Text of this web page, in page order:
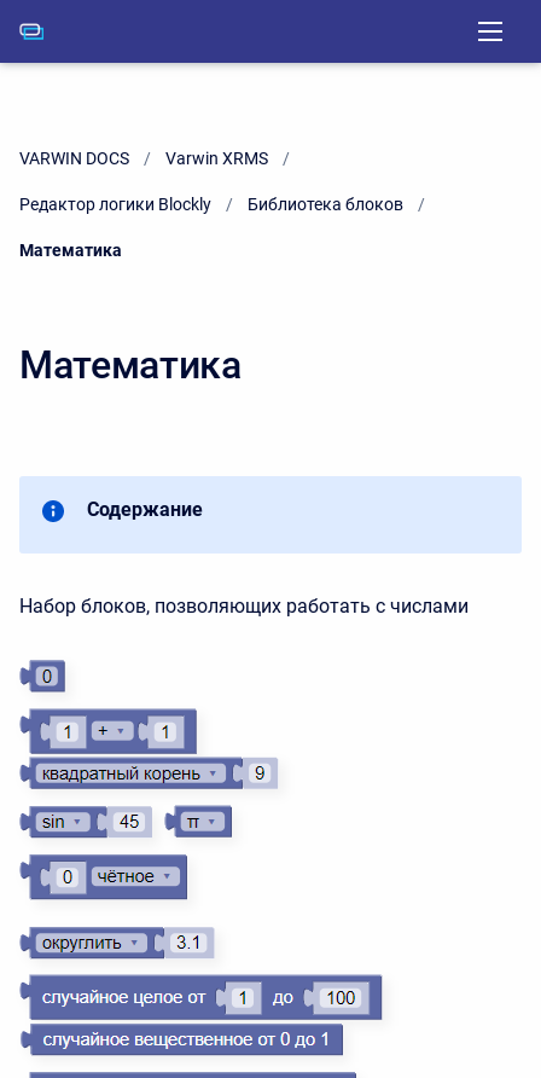
VARWIN DOCS Varwin XRMS
Редактор логики Blockly Библиотека блоков
Current:
Математика
Математика
Содержание
Набор блоков, позволяющих работать с числами